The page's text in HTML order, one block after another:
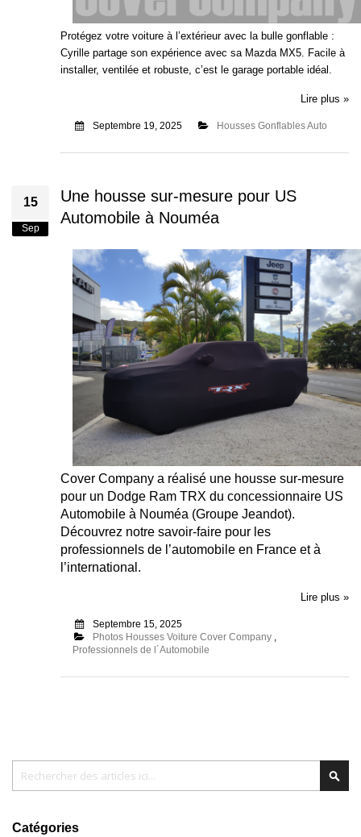
Protégez votre voiture à l’extérieur avec la bulle gonflable :
Cyrille partage son expérience avec sa Mazda MX5. Facile à
installer, ventilée et robuste, c’est le garage portable idéal.
Lire plus »
Septembre 19, 2025 Housses Gonflables Auto
15
Sep
Une housse sur-mesure pour US
Automobile à Nouméa
Cover Company a réalisé une housse sur-mesure
pour un Dodge Ram TRX du concessionnaire US
Automobile à Nouméa (Groupe Jeandot).
Découvrez notre savoir-faire pour les
professionnels de l’automobile en France et à
l’international.
Lire plus »
Septembre 15, 2025
Photos Housses Voiture Cover Company,
Professionnels de l´Automobile
Catégories